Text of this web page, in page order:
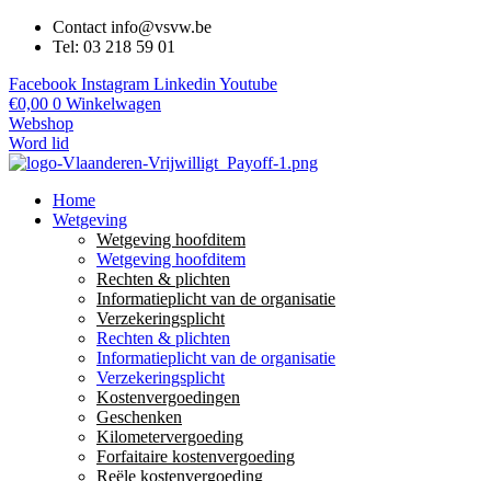
Contact info@vsvw.be
Tel: 03 218 59 01
Facebook Instagram Linkedin Youtube
€0,00 0 Winkelwagen
Webshop
Word lid
Home
Wetgeving
Wetgeving hoofditem
Wetgeving hoofditem
Rechten & plichten
Informatieplicht van de organisatie
Verzekeringsplicht
Rechten & plichten
Informatieplicht van de organisatie
Verzekeringsplicht
Kostenvergoedingen
Geschenken
Kilometervergoeding
Forfaitaire kostenvergoeding
Reële kostenvergoeding